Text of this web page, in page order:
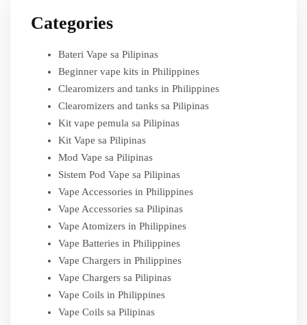
Categories
Bateri Vape sa Pilipinas
Beginner vape kits in Philippines
Clearomizers and tanks in Philippines
Clearomizers and tanks sa Pilipinas
Kit vape pemula sa Pilipinas
Kit Vape sa Pilipinas
Mod Vape sa Pilipinas
Sistem Pod Vape sa Pilipinas
Vape Accessories in Philippines
Vape Accessories sa Pilipinas
Vape Atomizers in Philippines
Vape Batteries in Philippines
Vape Chargers in Philippines
Vape Chargers sa Pilipinas
Vape Coils in Philippines
Vape Coils sa Pilipinas